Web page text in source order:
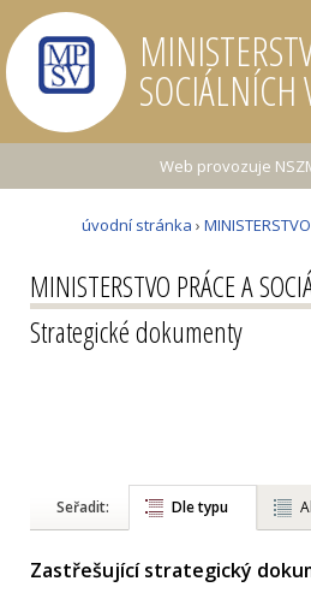
SOCIÁLNÍCH
Web provozuje
úvodní stránka ›
MINISTERSTVO PRÁCE A
Strategické dokumenty
Seřadit: Dle typu
Zastřešující strategický